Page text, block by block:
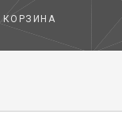
КОРЗИНА